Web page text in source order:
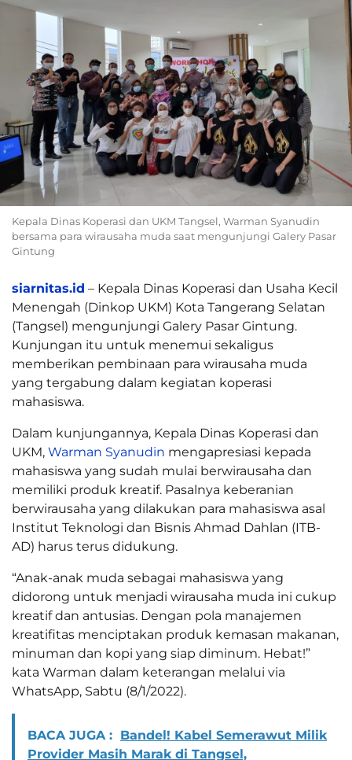
Kepala Dinas Koperasi dan UKM Tangsel, Warman Syanudin
bersama para wirausaha muda saat mengunjungi Galery Pasar
Gintung
siarnitas.id – Kepala Dinas Koperasi dan Usaha Kecil
Menengah (Dinkop UKM) Kota Tangerang Selatan
(Tangsel) mengunjungi Galery Pasar Gintung.
Kunjungan itu untuk menemui sekaligus
memberikan pembinaan para wirausaha muda
yang tergabung dalam kegiatan koperasi
mahasiswa.
Dalam kunjungannya, Kepala Dinas Koperasi dan
UKM, Warman Syanudin mengapresiasi kepada
mahasiswa yang sudah mulai berwirausaha dan
memiliki produk kreatif. Pasalnya keberanian
berwirausaha yang dilakukan para mahasiswa asal
Institut Teknologi dan Bisnis Ahmad Dahlan (ITB-
AD) harus terus didukung.
“Anak-anak muda sebagai mahasiswa yang
didorong untuk menjadi wirausaha muda ini cukup
kreatif dan antusias. Dengan pola manajemen
kreatifitas menciptakan produk kemasan makanan,
minuman dan kopi yang siap diminum. Hebat!”
kata Warman dalam keterangan melalui via
WhatsApp, Sabtu (8/1/2022).
BACA JUGA : Bandel! Kabel Semerawut Milik
Provider Masih Marak di Tangsel,